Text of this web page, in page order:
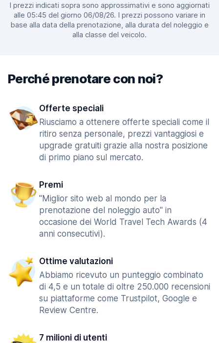
I prezzi indicati sopra sono approssimativi e sono aggiornati
alle 05:45 del giorno 06/08/26. I prezzi possono variare in
base alla data della prenotazione, alla durata del noleggio e
alla classe del veicolo.
Perché prenotare con noi?
Offerte speciali
Riusciamo a ottenere offerte speciali come il
ritiro senza personale, prezzi vantaggiosi e
upgrade gratuiti grazie alla nostra posizione
di primo piano sul mercato.
Premi
"Miglior sito web al mondo per la
prenotazione del noleggio auto" in
occasione dei World Travel Tech Awards (4
anni consecutivi).
Ottime valutazioni
Abbiamo ricevuto un punteggio combinato
di 4,5 e un totale di oltre 250.000 recensioni
su piattaforme come Trustpilot, Google e
Review Centre.
7 milioni di utenti